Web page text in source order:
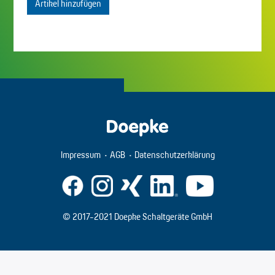
Artikel hinzufügen
Impressum AGB Datenschutzerklärung
© 2017-2021 Doepke Schaltgeräte GmbH